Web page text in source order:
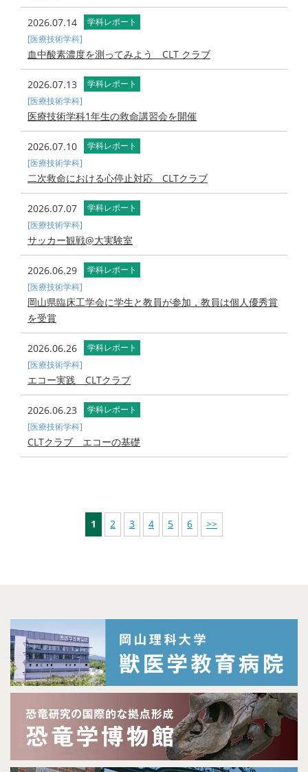
2026.07.14
学科レポート
[医療技術学科]
血中酸素濃度を測ってみよう CLT クラブ
2026.07.13
学科レポート
[医療技術学科]
医療技術学科1年生の救命講習会を開催
2026.07.10
学科レポート
[医療技術学科]
二次救命における心停止対応 CLTクラブ
2026.07.07
学科レポート
[医療技術学科]
サッカー観戦@大実験室
2026.06.29
学科レポート
[医療技術学科]
岡山県臨床工学会に学生と教員が参加，教員は個人優秀賞
を受賞
2026.06.26
学科レポート
[医療技術学科]
エコー実践 CLTクラブ
2026.06.23
学科レポート
[医療技術学科]
CLTクラブ エコーの基礎
1 2 3 4 5 6 >>